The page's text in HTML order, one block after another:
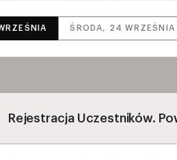
ŚRODA, 24 WRZEŚNIA
Rejestracja Uczestników.